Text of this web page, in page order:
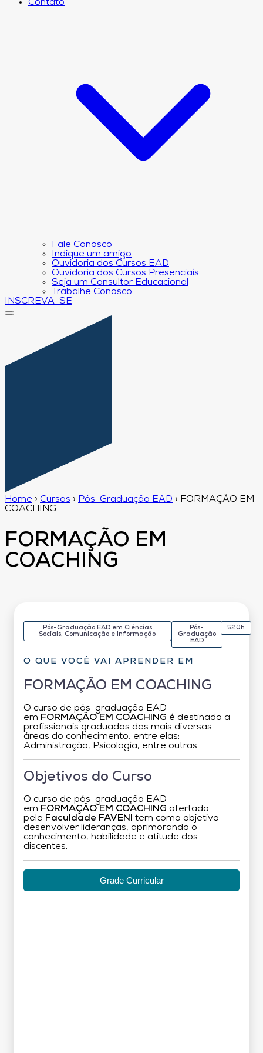
Contato
Fale Conosco
Indique um amigo
Ouvidoria dos Cursos EAD
Ouvidoria dos Cursos Presenciais
Seja um Consultor Educacional
Trabalhe Conosco
INSCREVA-SE
Home › Cursos › Pós-Graduação EAD › FORMAÇÃO EM
COACHING
FORMAÇÃO EM
COACHING
Pós-Graduação EAD em Ciências
Sociais, Comunicação e Informação
Pós-
Graduação
EAD
520h
O QUE VOCÊ VAI APRENDER EM
FORMAÇÃO EM COACHING
O curso de pós-graduação EAD
em FORMAÇÃO EM COACHING é destinado a
profissionais graduados das mais diversas
áreas do conhecimento, entre elas:
Administração, Psicologia, entre outras.
Objetivos do Curso
O curso de pós-graduação EAD
em FORMAÇÃO EM COACHING ofertado
pela Faculdade FAVENI
tem como objetivo
desenvolver lideranças, aprimorando o
conhecimento, habilidade e atitude dos
discentes.
Grade Curricular